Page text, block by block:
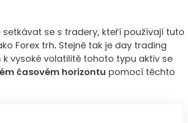
se s tradery, kteří používají tuto
Forex trh. Stejně tak je day trading
vysoké volatilitě tohoto typu aktiv se
časovém horizontu pomocí těchto